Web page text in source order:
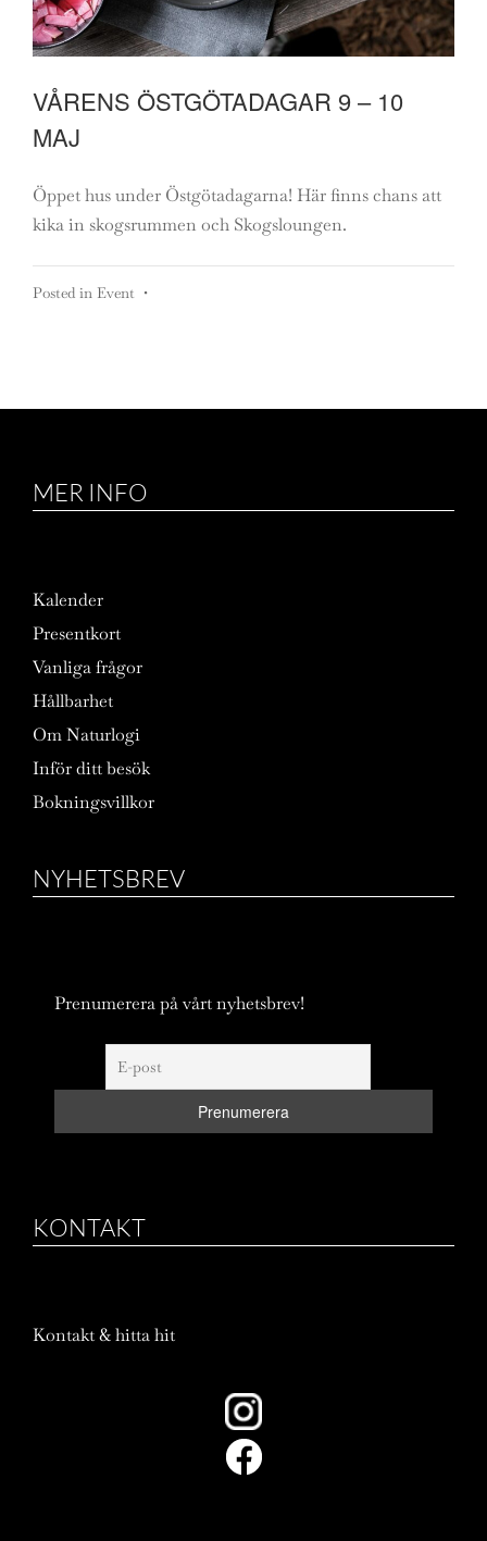
VÅRENS ÖSTGÖTADAGAR 9 – 10
MAJ
Öppet hus under Östgötadagarna! Här finns chans att
kika in skogsrummen och Skogsloungen.
Posted in Event •
MER INFO
Kalender
Presentkort
Vanliga frågor
Hållbarhet
Om Naturlogi
Inför ditt besök
Bokningsvillkor
NYHETSBREV
Prenumerera på vårt nyhetsbrev!
KONTAKT
Kontakt & hitta hit